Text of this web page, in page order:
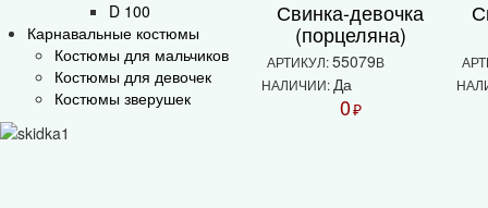
D 100
Карнавальные костюмы
Костюмы для мальчиков
Костюмы для девочек
Костюмы зверушек
Свинка-девочка
(порцеляна)
АРТИКУЛ:55079В
НАЛИЧИИ:Да
0₽